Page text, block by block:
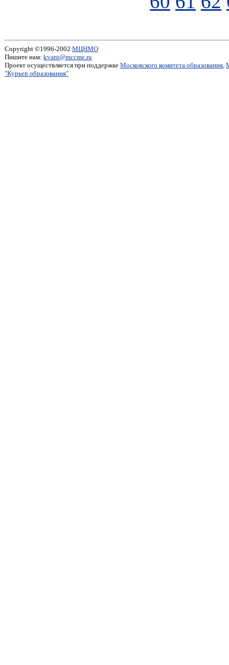
Copyright ©1996-2002 МЦНМО
Пишите нам: kvant@mccme.ru
Проект осуществляется при поддержке Московского комитета образования,
"Курьер образования"